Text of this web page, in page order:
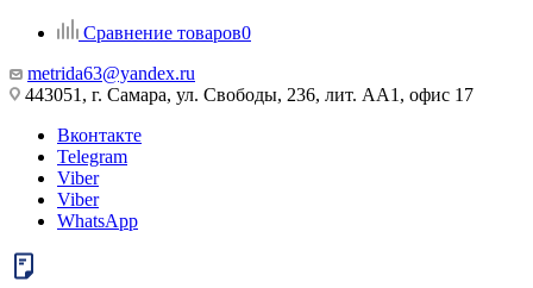
Сравнение товаров0
metrida63@yandex.ru
443051, г. Самара, ул. Свободы, 236, лит. АА1, офис 17
Вконтакте
Telegram
Viber
Viber
WhatsApp